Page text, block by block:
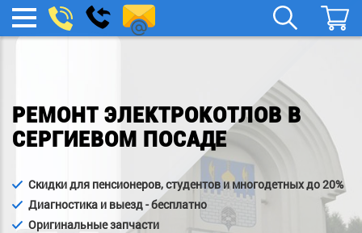
МЕНЮ
boylera@yandex.ru
Заказать
звонок
РЕМОНТ ЭЛЕКТРОКОТЛОВ В
СЕРГИЕВОМ ПОСАДЕ
Скидки для пенсионеров, студентов и многодетных до 20%
Диагностика и выезд - бесплатно
Оригинальные запчасти